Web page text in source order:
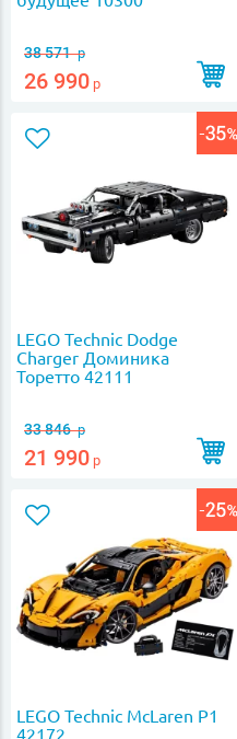
38 571р
26 990 р
LEGO Technic Dodge
Charger Доминика
Торетто 42111
33 846р
21 990 р
LEGO Technic McLaren P1
42172